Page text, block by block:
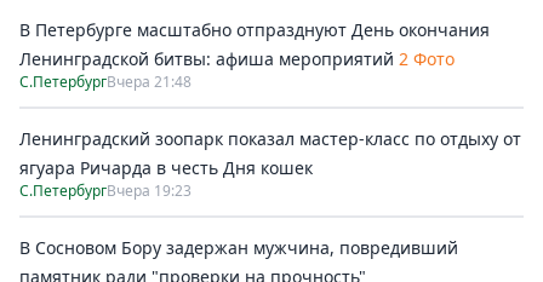
В Петербурге масштабно отпразднуют День окончания
Ленинградской битвы: афиша мероприятий 2 Фото
С.ПетербургВчера 21:48
Ленинградский зоопарк показал мастер-класс по отдыху от
ягуара Ричарда в честь Дня кошек
С.ПетербургВчера 19:23
В Сосновом Бору задержан мужчина, повредивший
памятник ради "проверки на прочность"